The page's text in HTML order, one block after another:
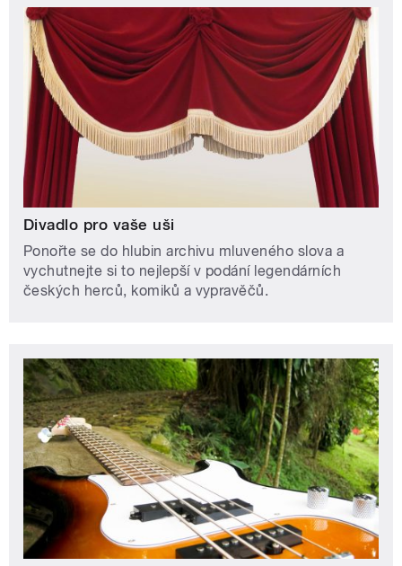
Divadlo pro vaše uši
Ponořte se do hlubin archivu mluveného slova a
vychutnejte si to nejlepší v podání legendárních
českých herců, komiků a vypravěčů.